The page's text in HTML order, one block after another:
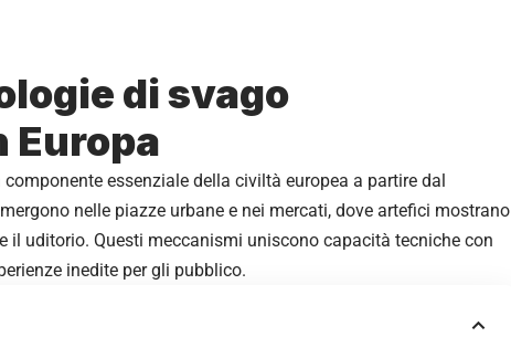
di svago
Europa
essenziale della civiltà europea a partire dal
nelle piazze urbane e nei mercati, dove artefici mostrano
il uditorio. Questi meccanismi uniscono capacità tecniche con
inedite per gli pubblico.